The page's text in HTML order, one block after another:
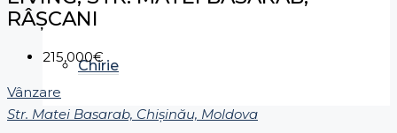
Chirie
RÂȘCANI
215,000€
Vânzare
Str. Matei Basarab, Chișinău, Moldova